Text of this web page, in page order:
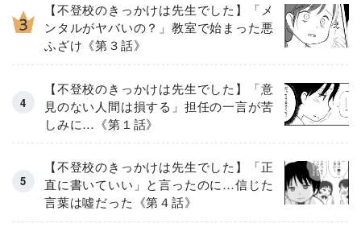
【不登校のきっかけは先生でした】「メ
ンタルがヤバいの？」教室で始まった悪
ふざけ《第３話》
【不登校のきっかけは先生でした】「意
見のない人間は損する」担任の一言が苦
しみに…《第１話》
【不登校のきっかけは先生でした】「正
直に書いていい」と言ったのに…信じた
言葉は噓だった《第４話》